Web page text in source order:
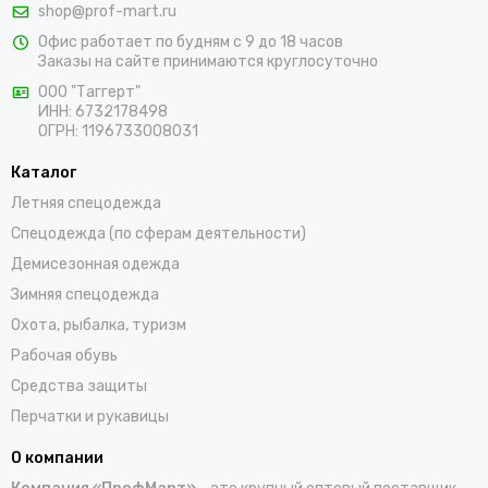
предложениями по товарам для мужчин и женщин. Мы
предлагаем выбрать костюмы, комбинезоны, куртки, халаты,
жилеты, фартуки, головные уборы и трикотажные изделия для
работы. Доставка заказов осуществляется по Светогорску и
всей России проверенными транспортными компаниями.
shop@prof-mart.ru
Офис работает по будням с 9 до 18 часов
Заказы на сайте принимаются круглосуточно
ООО "Таггерт"
ИНН: 6732178498
ОГРН: 1196733008031
Каталог
Летняя спецодежда
Спецодежда (по сферам деятельности)
Демисезонная одежда
Зимняя спецодежда
Охота, рыбалка, туризм
Рабочая обувь
Средства защиты
Перчатки и рукавицы
О компании